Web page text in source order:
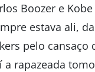
Boozer e
estava ali,
pelo
a rapazeada